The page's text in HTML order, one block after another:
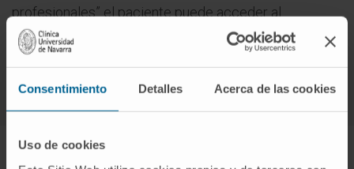
Consentimiento Detalles Acerca de las cookies
Uso de cookies
profesionales” el paciente puede acceder al
currículum detallado de cada especialista y solicitar
una consulta con él.